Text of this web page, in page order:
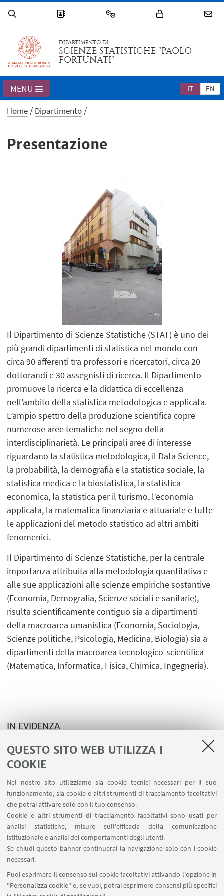
QUESTO SITO WEB UTILIZZA I
COOKIE
Nel nostro sito utilizziamo sia cookie tecnici necessari per il suo
funzionamento, sia cookie e altri strumenti di tracciamento facoltativi
che potrai attivare solo con il tuo consenso.
Cookie e altri strumenti di tracciamento facoltativi sono usati per
analisi statistiche, misure sull'efficacia della comunicazione
istituzionale e analisi dei comportamenti degli utenti.
Se chiudi questo banner continuerai la navigazione solo con i cookie
necessari.
Puoi esprimere il consenso sui cookie facoltativi attivando l'opzione in
"Personalizza cookie" e, se vuoi, potrai esprimere consensi più specifici
DIPARTIMENTO DI
SCIENZE STATISTICHE "PAOLO
FORTUNATI"
IT EN
MENU
Home Dipartimento
Presentazione
Il Dipartimento di Scienze Statistiche (STAT) è uno dei
più grandi dipartimenti di statistica nel mondo con
circa 90 afferenti tra professori e ricercatori, circa 20
dottorandi e 30 assegnisti di ricerca. Il Dipartimento
promuove la ricerca e la didattica di eccellenza
nell’ambito della statistica metodologica e applicata.
L’ampio spettro della produzione scientifica copre
numerose aree tematiche nel segno della
interdisciplinarietà. Le principali aree di interesse
riguardano la statistica metodologica, il Data Science,
la probabilità, la demografia e la statistica sociale, la
statistica medica e la biostatistica, la statistica
economica, la statistica per il turismo, l’economia
applicata, la matematica finanziaria e attuariale e tutte
le applicazioni del metodo statistico ad altri ambiti
fenomenici.
Il Dipartimento di Scienze Statistiche, per la centrale
importanza attribuita alla metodologia quantitativa e
alle sue applicazioni alle scienze empiriche sostantive
(Economia, Demografia, Scienze sociali e sanitarie),
risulta scientificamente contiguo sia a dipartimenti
della macroarea umanistica (Economia, Sociologia,
Scienze politiche, Psicologia, Medicina, Biologia) sia a
dipartimenti della macroarea tecnologico-scientifica
(Matematica, Informatica, Fisica, Chimica, Ingegneria).
IN EVIDENZA
Riviste Scientifiche
LINK UTILI
Spazi Virtuali di Dipartimento (riservato autorizzati)
Missioni Web
SEGUI UNIBO SU: